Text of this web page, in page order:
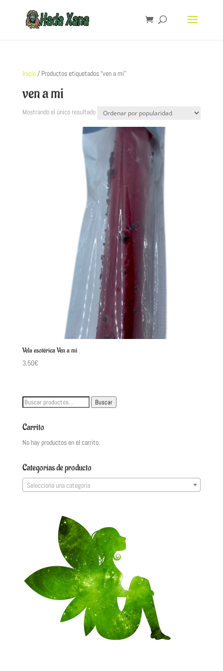
Inicio/ Productos etiquetados “ven a mi”
ven a mi
Mostrando el único resultado
Vela esotérica Ven a mi
3,50€
Buscar
Buscar
Carrito
No hay productos en el carrito.
Categorías de producto
Selecciona una categoría